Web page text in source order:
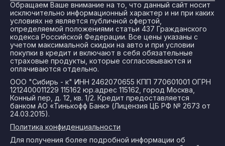
Обращаем Ваше внимание на то, что данный сайт носит
исключительно информационный характер и ни при каких
условиях не является публичной офертой,
определяемой положениями статьи 437 Гражданского
кодекса Российской Федерации. Все цены указаны с
учетом максимальной скидки на авто и при условии
покупки в кредит и включают в себя обязательные
страховые продукты, которые согласовываются и
оплачиваются отдельно.
ООО "Сибирь - к" ИНН 2462070655 КПП 770601001 ОГРН
1212400011229 115162 юр.адрес 115162, город Москва,
Конный пер, д. 12, кв. 1/2. Кредит предоставляется
банком АО «Тинькофф Банк» (Лицензия ЦБ РФ № 2673 от
24.03.2015).
Политика конфиденциальности
Для получения более подробной информации об